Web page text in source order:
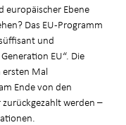
europäischer Ebene
Das EU-Programm
und
EU“. Die
ersten Mal
Ende von den
werden –